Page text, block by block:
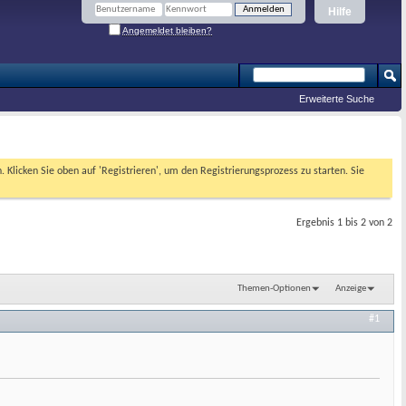
Hilfe
Angemeldet bleiben?
Erweiterte Suche
Klicken Sie oben auf 'Registrieren', um den Registrierungsprozess zu starten. Sie
Ergebnis 1 bis 2 von 2
Themen-Optionen Anzeige
#1